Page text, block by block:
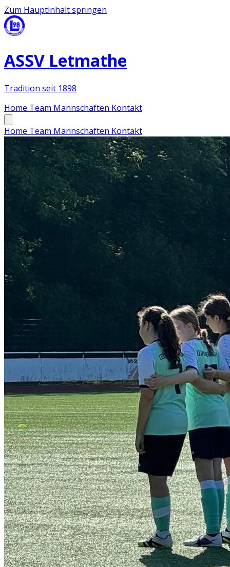
Zum Hauptinhalt springen
ASSV Letmathe
Tradition seit 1898
Home Team Mannschaften Kontakt
Home Team Mannschaften Kontakt